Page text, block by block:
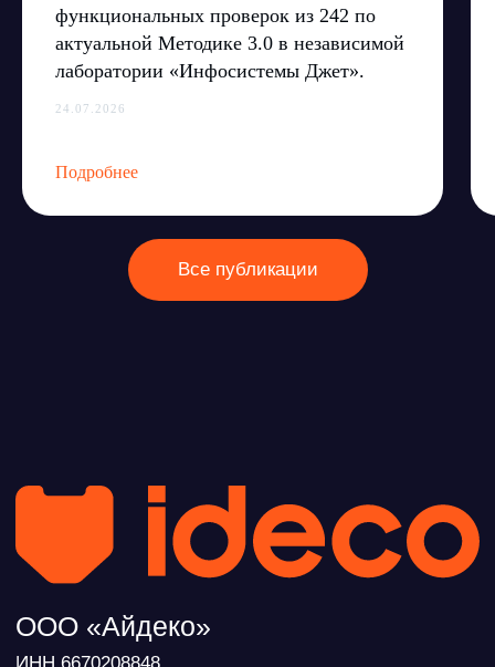
функциональных проверок из 242 по
актуальной Методике 3.0 в независимой
лаборатории «Инфосистемы Джет».
24.07.2026
Подробнее